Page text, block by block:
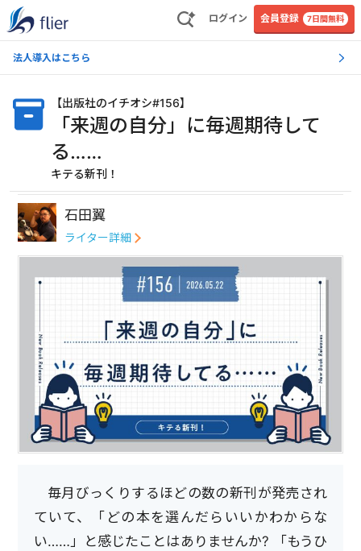
ログイン 会員登録 7日間無料
法人導入はこちら
【出版社のイチオシ#156】
「来週の自分」に毎週期待して
る……
キテる新刊！
石田翼
ライター詳細
毎月びっくりするほどの数の新刊が発売され
ていて、「どの本を選んだらいいかわからな
い……」と感じたことはありませんか? 「もうひ